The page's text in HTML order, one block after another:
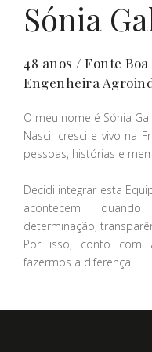
Sónia
48 anos / Fonte
Engenheira
O meu nome é Sónia
Nasci, cresci e vivo na
pessoas, histórias e
Decidi integrar esta
acontecem
determinação,
Por isso, conto com
fazermos a diferença!